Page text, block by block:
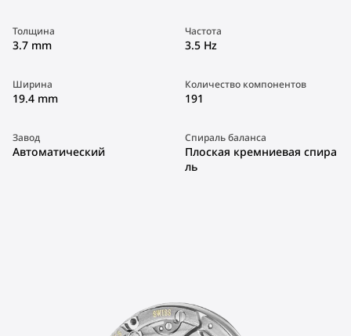
Толщина
3.7 mm
Частота
3.5 Hz
Ширина
19.4 mm
Количество компонентов
191
Завод
Автоматический
Спираль баланса
Плоская кремниевая спира
ль